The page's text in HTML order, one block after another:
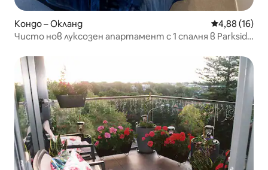
Кондо – Окланд Средна
4,88 (16)
Чисто нов луксозен апартамент с 1 спалня в Parkside